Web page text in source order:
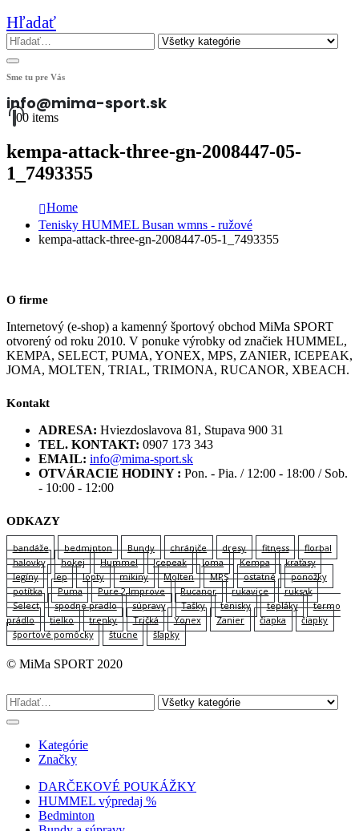
Hľadať
Sme tu pre Vás
info@mima-sport.sk
00 items
kempa-attack-three-gn-2008447-05-
1_7493355
Home
Tenisky HUMMEL Busan wmns - ružové
kempa-attack-three-gn-2008447-05-1_7493355
O firme
Internetový (e-shop) a kamenný športový obchod MiMa SPORT
otvorený od roku 2010. V ponuke výrobky od značiek HUMMEL,
KEMPA, SELECT, PUMA, YONEX, MPS, ZANIER, ICEPEAK,
JOMA, MOLTEN, TRIAL, TRIMONA, RUCANOR, XBEACH.
Kontakt
ADRESA: Hviezdoslavova 81, Stupava 900 31
TEL. KONTAKT: 0907 173 343
EMAIL: info@mima-sport.sk
OTVÁRACIE HODINY : Pon. - Pia. / 12:00 - 18:00 / Sob.
- 10:00 - 12:00
ODKAZY
bandáže bedminton Bundy chrániče dresy fitness
florbal
halovky
hokej Hummel Icepeak Joma Kempa
kraťasy
legíny
lep lopty mikiny Molten MPS ostatné
ponožky
potítka
Puma Pure 2 Improve Rucanor rukavice
ruksak
Select
spodne pradlo súpravy Tašky tenisky tepláky
termo
prádlo
tielko trenky Tričká Yonex Zanier čiapka
čiapky
športové pomôcky
štucne šľapky
© MiMa SPORT 2020
Kategórie
Značky
DARČEKOVÉ POUKÁŽKY
HUMMEL výpredaj %
Bedminton